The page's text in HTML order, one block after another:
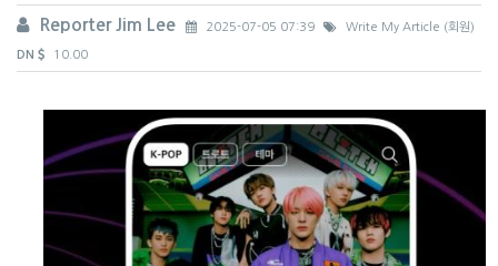
Reporter Jim Lee 2025-07-05 07:39 Write My Article (회원)
DN 10.00